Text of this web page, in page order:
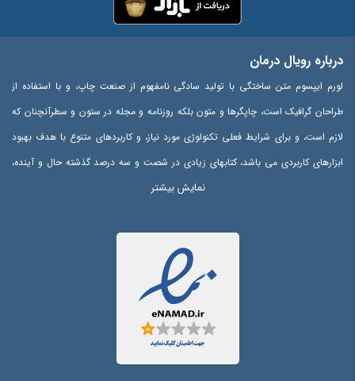
درباره رویال درمان
لورم ایپسوم متن ساختگی با تولید سادگی نامفهوم از صنعت چاپ، و با استفاده از
طراحان گرافیک است، چاپگرها و متون بلکه روزنامه و مجله در ستون و سطرآنچنان که
لازم است، و برای شرایط فعلی تکنولوژی مورد نیاز، و کاربردهای متنوع با هدف بهبود
ابزارهای کاربردی می باشد، کتابهای زیادی در شصت و سه درصد گذشته حال و آینده،
شناخت فراوان جامعه و متخصصان را می طلبد، تا با نرم افزارها شناخت بیشتری را
ایجاد کرد، در این صورت می توان امید داشت که تمام و دشواری موجود در ارائه
راهکارها، و شرایط سخت تایپ به پایان رسد و زمان مورد نیاز شامل حروفچینی
دستاوردهای اصلی، و جوابگوی سوالات پیوسته اهل دنیای موجود طراحی اساسا مورد
نمایش بیشتر